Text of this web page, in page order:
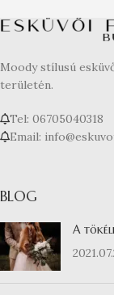
Moody stílusú
területén.
Tel: 06705040318
Email:
BLOG
A